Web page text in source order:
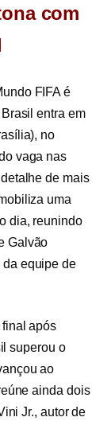
com
FIFA é
entra em
no
vaga nas
de mais
uma
dia, reunindo
Galvão
da equipe de
após
superou o
ao
ainda dois
Jr., autor de